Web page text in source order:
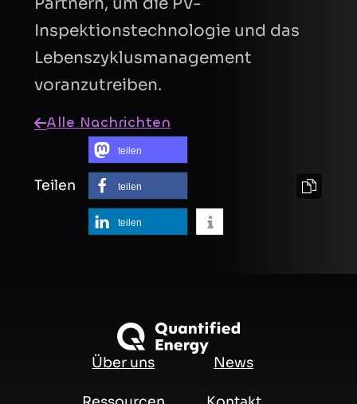
Inspektionstechnologie und das
Lebenszyklusmanagement
voranzutreiben.
Alle Nachrichten
Teilen
teilen
teilen
teilen
Über uns News